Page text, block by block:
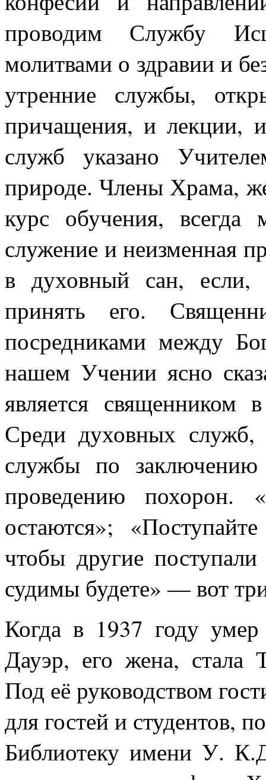
проводим Службу
молитвами о здравии и
утренние службы,
причащения, и лекции,
служб указано
природе. Члены Храма,
курс обучения, всегда
служение и неизменная
в духовный сан, если,
принять его.
посредниками между
нашем Учении ясно
является
Среди духовных
службы по
проведению похорон.
остаются»;
чтобы другие
судимы будете» — вот
Когда в 1937 году
Дауэр, его жена, стала
Под её руководством
для гостей и студентов,
Библиотеку имени У.